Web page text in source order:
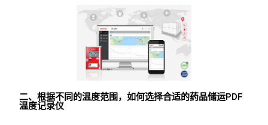
二、根据不同的温度范围，如何选择合适的药品储运PDF
温度记录仪